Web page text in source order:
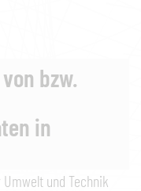
bzw.
in
und Technik